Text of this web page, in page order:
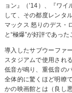
ョン』（’14）、『ワ
して、その都度レンタ
マックス 怒りのデス・
と“極爆”が好評であっ
導入したサブウーファ
スタジアムで使用され
低音が鳴り、重低音の
全体的に驚くほど明瞭
かの映画館とは（良し